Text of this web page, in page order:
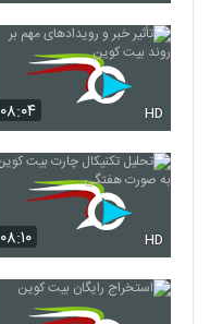
۰۸:۰۴ HD
۰۸:۱۰ HD